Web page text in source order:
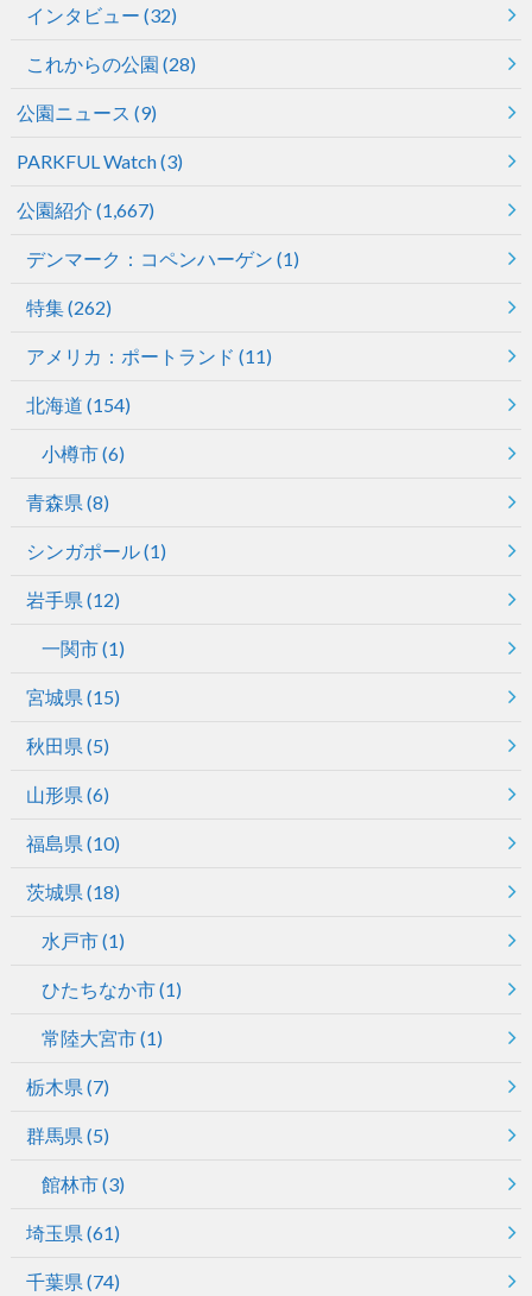
インタビュー (32)
これからの公園 (28)
公園ニュース (9)
PARKFUL Watch(3)
公園紹介 (1,667)
デンマーク：コペンハーゲン (1)
特集(262)
アメリカ：ポートランド (11)
北海道 (154)
小樽市(6)
青森県 (8)
シンガポール(1)
岩手県 (12)
一関市(1)
宮城県 (15)
秋田県 (5)
山形県 (6)
福島県 (10)
茨城県 (18)
水戸市(1)
ひたちなか市(1)
常陸大宮市(1)
栃木県 (7)
群馬県 (5)
館林市(3)
埼玉県 (61)
千葉県 (74)